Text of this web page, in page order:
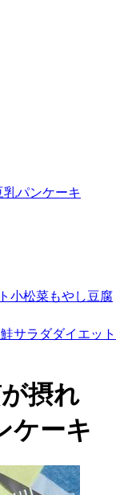
パンケーキ
小松菜もやし豆腐
鮭サラダダイエット
摂れ
ケーキ